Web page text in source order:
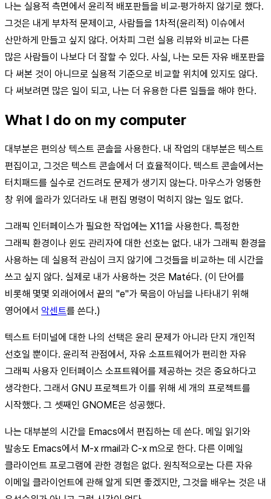
나는 실용적 측면에서 윤리적 배포판들을 비교·평가하지 않기로 했다.
그것은 내게 부차적 문제이고, 사람들을 1차적(윤리적) 이슈에서
산만하게 만들고 싶지 않다. 어차피 그런 실용 리뷰와 비교는 다른
많은 사람들이 나보다 더 잘할 수 있다. 사실, 나는 모든 자유 배포판을
다 써본 것이 아니므로 실용적 기준으로 비교할 위치에 있지도 않다.
다 써보려면 많은 일이 되고, 나는 더 유용한 다른 일들을 해야 한다.
What I do on my computer
대부분은 편의상 텍스트 콘솔을 사용한다. 내 작업의 대부분은 텍스트
편집이고, 그것은 텍스트 콘솔에서 더 효율적이다. 텍스트 콘솔에서는
터치패드를 실수로 건드려도 문제가 생기지 않는다. 마우스가 엉뚱한
창 위에 올라가 있더라도 내 편집 명령이 먹히지 않는 일도 없다.
그래픽 인터페이스가 필요한 작업에는 X11을 사용한다. 특정한
그래픽 환경이나 윈도 관리자에 대한 선호는 없다. 내가 그래픽 환경을
사용하는 데 실용적 관심이 크지 않기에 그것들을 비교하는 데 시간을
쓰고 싶지 않다. 실제로 내가 사용하는 것은 Maté다. (이 단어를
비롯해 몇몇 외래어에서 끝의 "e"가 묵음이 아님을 나타내기 위해
영어에서 악센트를 쓴다.)
텍스트 터미널에 대한 나의 선택은 윤리 문제가 아니라 단지 개인적
선호일 뿐이다. 윤리적 관점에서, 자유 소프트웨어가 편리한 자유
그래픽 사용자 인터페이스 소프트웨어를 제공하는 것은 중요하다고
생각한다. 그래서 GNU 프로젝트가 이를 위해 세 개의 프로젝트를
시작했다. 그 셋째인 GNOME은 성공했다.
나는 대부분의 시간을 Emacs에서 편집하는 데 쓴다. 메일 읽기와
발송도 Emacs에서 M-x rmail과 C-x m으로 한다. 다른 이메일
클라이언트 프로그램에 관한 경험은 없다. 원칙적으로는 다른 자유
이메일 클라이언트에 관해 알게 되면 좋겠지만, 그것을 배우는 것은 내